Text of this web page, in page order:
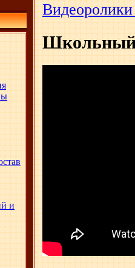
и
Школьный